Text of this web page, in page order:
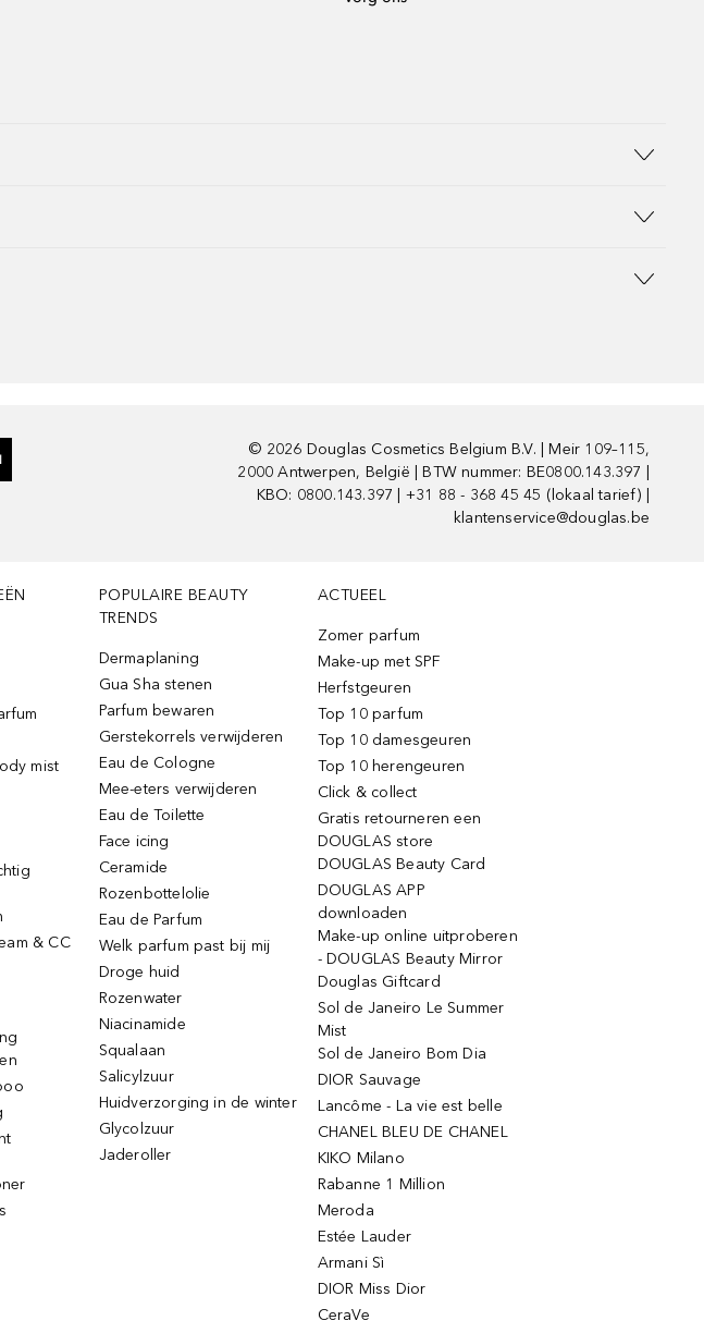
© 2026 Douglas Cosmetics Belgium B.V. | Meir 109–115,
2000 Antwerpen, België | BTW nummer: BE0800.143.397 |
KBO: 0800.143.397 | +31 88 - 368 45 45 (lokaal tarief) |
klantenservice@douglas.be
mist
& CC
POPULAIRE BEAUTY
TRENDS
Dermaplaning
Gua Sha stenen
Parfum bewaren
Gerstekorrels verwijderen
Eau de Cologne
Mee-eters verwijderen
Eau de Toilette
Face icing
Ceramide
Rozenbottelolie
Eau de Parfum
Welk parfum past bij mij
Droge huid
Rozenwater
Niacinamide
Squalaan
Salicylzuur
Huidverzorging in de winter
Glycolzuur
Jaderoller
ACTUEEL
Zomer parfum
Make-up met SPF
Herfstgeuren
Top 10 parfum
Top 10 damesgeuren
Top 10 herengeuren
Click & collect
Gratis retourneren een
DOUGLAS store
DOUGLAS Beauty Card
DOUGLAS APP
downloaden
Make-up online uitproberen
- DOUGLAS Beauty Mirror
Douglas Giftcard
Sol de Janeiro Le Summer
Mist
Sol de Janeiro Bom Dia
DIOR Sauvage
Lancôme - La vie est belle
CHANEL BLEU DE CHANEL
KIKO Milano
Rabanne 1 Million
Meroda
Estée Lauder
Armani Sì
DIOR Miss Dior
CeraVe